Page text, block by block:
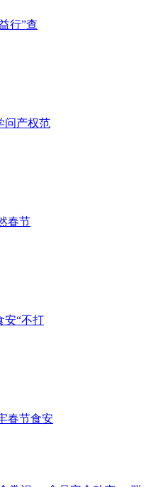
行”查
问产权范
春节
安“不打
春节食安